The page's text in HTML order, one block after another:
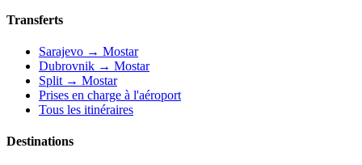
Transferts
Sarajevo → Mostar
Dubrovnik → Mostar
Split → Mostar
Prises en charge à l'aéroport
Tous les itinéraires
Destinations